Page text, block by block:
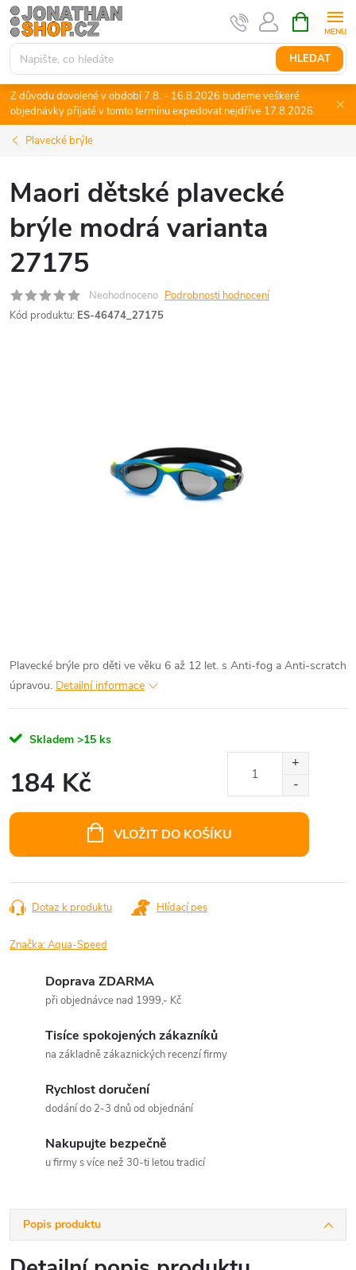
Přejít
na
obsah
HLEDAT
NÁKUPNÍ
KOŠÍK
Z důvodu dovolené v období 7.8. - 16.8.2026 budeme veškeré
objednávky přijaté v tomto termínu expedovat nejdříve 17.8.2026.
Plavecké brýle
Maori dětské plavecké
brýle modrá varianta
27175
Neohodnoceno Podrobnosti hodnocení
Kód produktu: ES-46474_27175
Plavecké brýle pro děti ve věku 6 až 12 let. s Anti-fog a Anti-scratch
úpravou. Detailní informace
Skladem >15 ks
184 Kč
VLOŽIT DO KOŠÍKU
Dotaz k produktu Hlídací pes
Značka:Aqua-Speed
Doprava ZDARMA
při objednávce nad 1999,- Kč
Tisíce spokojených zákazníků
na základně zákaznických recenzí firmy
Rychlost doručení
dodání do 2-3 dnů od objednání
Nakupujte bezpečně
u firmy s více než 30-ti letou tradicí
Popis produktu